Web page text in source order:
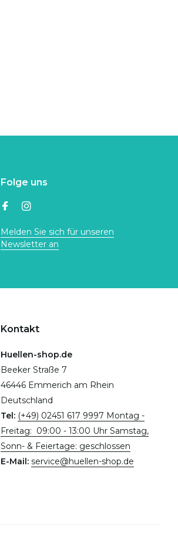
Folge uns
Melden Sie sich für unseren
Newsletter an
Kontakt
Huellen-shop.de
Beeker Straße 7
46446 Emmerich am Rhein
Deutschland
Tel: (+49) 02451 617 9997 Montag -
Freitag: 09:00 - 13:00 Uhr Samstag,
Sonn- & Feiertage: geschlossen
E-Mail: service@huellen-shop.de